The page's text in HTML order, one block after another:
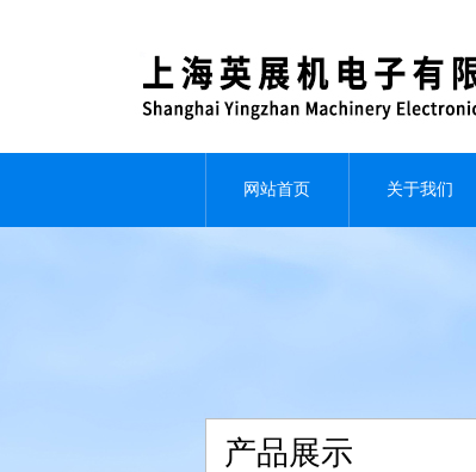
网站首页 关于我们
产品展示